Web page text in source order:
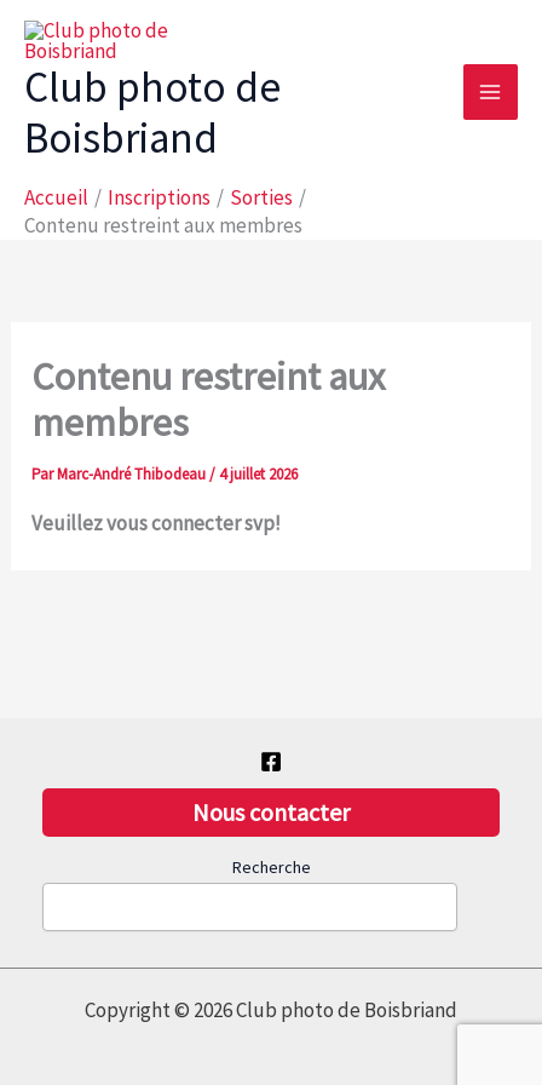
Club photo de
Boisbriand
Accueil Inscriptions
Sorties
Contenu restreint aux membres
Contenu restreint aux
membres
ParMarc-André Thibodeau/4 juillet 2026
Veuillez vous connecter svp!
Nous contacter
Recherche
Copyright © 2026 Club photo de Boisbriand